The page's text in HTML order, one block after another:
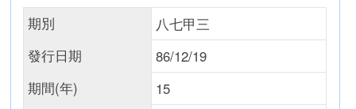
期別
八七甲三
發行日期
86/12/19
期間(年)
15